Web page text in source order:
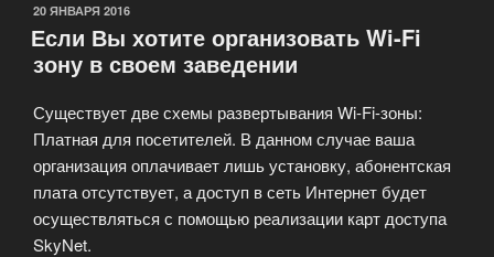
Fi»
ОПУБЛИКОВАНО
20 ЯНВАРЯ 2016
Если Вы хотите организовать Wi-Fi
зону в своем заведении
Существует две схемы развертывания Wi-Fi-зоны:
Платная для посетителей. В данном случае ваша
организация оплачивает лишь установку, абонентская
плата отсутствует, а доступ в сеть Интернет будет
осуществляться с помощью реализации карт доступа
SkyNet.